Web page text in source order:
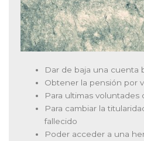
Dar de baja una cuenta
Obtener la pensión por
Para ultimas voluntades
Para cambiar la
fallecido
Poder acceder a una